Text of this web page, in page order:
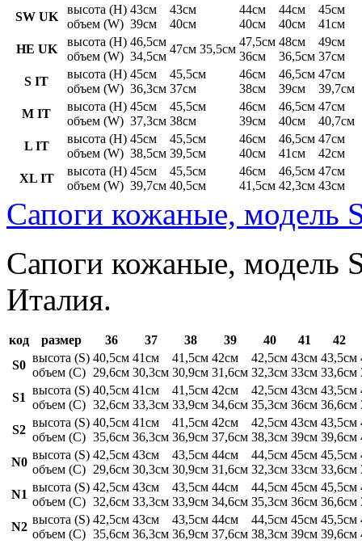
SW UK
высота (H)
объем (W)
43см
39см
43см
40см
44см
40см
44см
40см
45см
41см
HE UK
высота (H)
объем (W)
46,5см
34,5см
47см 35,5см
47,5см
36см
48см
36,5см
49см
37см
S IT
высота (H)
объем (W)
45см
36,3см
45,5см
37см
46см
38см
46,5см
39см
47см
39,7см
M IT
высота (H)
объем (W)
45см
37,3см
45,5см
38см
46см
39см
46,5см
40см
47см
40,7см
L IT
высота (H)
объем (W)
45см
38,5см
45,5см
39,5см
46см
40см
46,5см
41см
47см
42см
XL IT
высота (H)
объем (W)
45см
39,7см
45,5см
40,5см
46см
41,5см
46,5см
42,3см
47см
43см
Сапоги кожаные, модель
Сапоги кожаные, модель
Италия.
код размер 36 37 38 39 40 41
42
S0
высота (S)
объем (C)
40,5см
29,6см
41см
30,3см
41,5см
30,9см
42см
31,6см
42,5см
32,3см
43см
33см
43,5см
33,6см
S1
высота (S)
объем (C)
40,5см
32,6см
41см
33,3см
41,5см
33,9см
42см
34,6см
42,5см
35,3см
43см
36см
43,5см
36,6см
S2
высота (S)
объем (C)
40,5см
35,6см
41см
36,3см
41,5см
36,9см
42см
37,6см
42,5см
38,3см
43см
39см
43,5см
39,6см
N0
высота (S)
объем (C)
42,5см
29,6см
43см
30,3см
43,5см
30,9см
44см
31,6см
44,5см
32,3см
45см
33см
45,5см
33,6см
N1
высота (S)
объем (C)
42,5см
32,6см
43см
33,3см
43,5см
33,9см
44см
34,6см
44,5см
35,3см
45см
36см
45,5см
36,6см
N2
высота (S)
объем (C)
42,5см
35,6см
43см
36,3см
43,5см
36,9см
44см
37,6см
44,5см
38,3см
45см
39см
45,5см
39,6см